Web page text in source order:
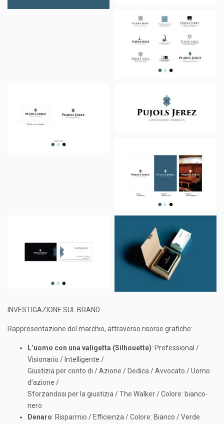
INVESTIGAZIONE SUL BRAND
Rappresentazione del marchio, attraverso risorse grafiche:
L’uomo con una valigetta (Silhouette): Professional /
Visionario / Intelligente /
Giustizia per conto di / Azione / Dedica / Avvocato / Uomo
d’azione /
Sforzandosi per la giustizia / The Walker / Colore: bianco-
nero
Denaro: Risparmio / Efficienza / Colore: Bianco / Verde